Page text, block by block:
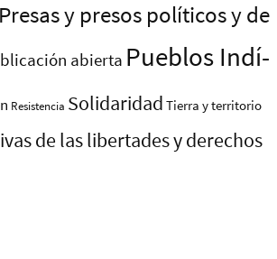
Presas y presos polí­ticos y de
abierta Pueblos Indí­
Resistencia Solidaridad Tierra y territorio
de las libertades y derechos